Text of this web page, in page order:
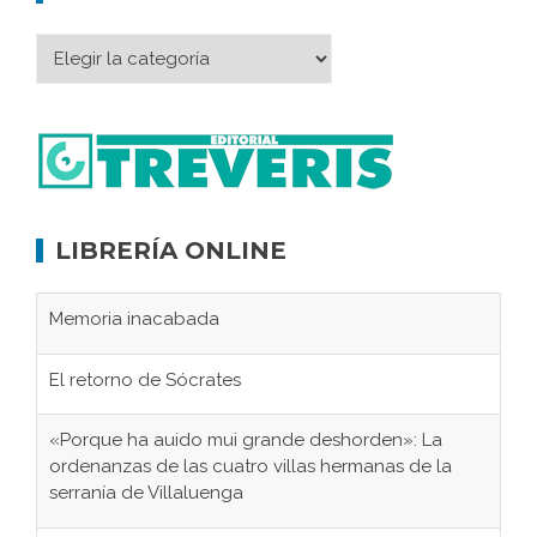
LIBRERÍA ONLINE
Memoria inacabada
El retorno de Sócrates
«Porque ha auido mui grande deshorden»: La
ordenanzas de las cuatro villas hermanas de la
serranía de Villaluenga